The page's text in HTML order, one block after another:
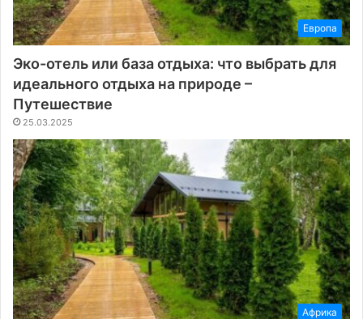
Европа
Эко-отель или база отдыха: что выбрать для
идеального отдыха на природе –
Путешествие
25.03.2025
Африка